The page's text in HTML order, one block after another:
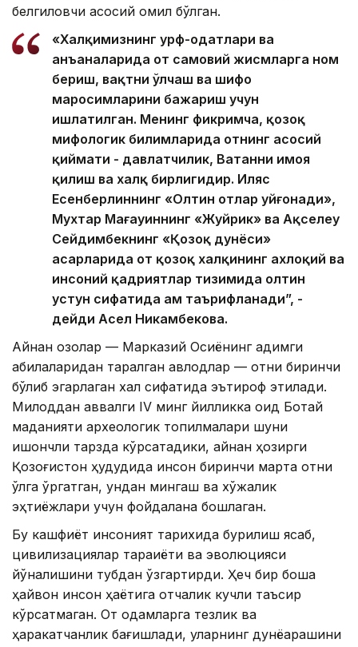
белгиловчи асосий омил бўлган.
«Халқимизнинг урф-одатлари ва
анъаналарида от самовий жисмларга ном
бериш, вақтни ўлчаш ва шифо
маросимларини бажариш учун
ишлатилган. Менинг фикримча, қозоқ
мифологик билимларида отнинг асосий
қиймати - давлатчилик, Ватанни ҳимоя
қилиш ва халқ бирлигидир. Иляс
Есенберлиннинг «Олтин отлар уйғонади»,
Мухтар Мағауиннинг «Жуйрик» ва Ақселеу
Сейдимбекнинг «Қозоқ дунёси»
асарларида от қозоқ халқининг ахлоқий ва
инсоний қадриятлар тизимида олтин
устун сифатида ҳам таърифланади”, -
дейди Асел Никамбекова.
Айнан қозоқлар — Марказий Осиёнинг қадимги
қабилаларидан таралган авлодлар — отни биринчи
бўлиб эгарлаган халқ сифатида эътироф этилади.
Милоддан аввалги IV минг йилликка оид Ботай
маданияти археологик топилмалари шуни
ишончли тарзда кўрсатадики, айнан ҳозирги
Қозоғистон ҳудудида инсон биринчи марта отни
қўлга ўргатган, ундан мингаш ва хўжалик
эҳтиёжлари учун фойдалана бошлаган.
Бу кашфиёт инсоният тарихида бурилиш ясаб,
цивилизациялар тараққиёти ва эволюцияси
йўналишини тубдан ўзгартирди. Ҳеч бир бошқа
ҳайвон инсон ҳаётига отчалик кучли таъсир
кўрсатмаган. От одамларга тезлик ва
ҳаракатчанлик бағишлади, уларнинг дунёқарашини